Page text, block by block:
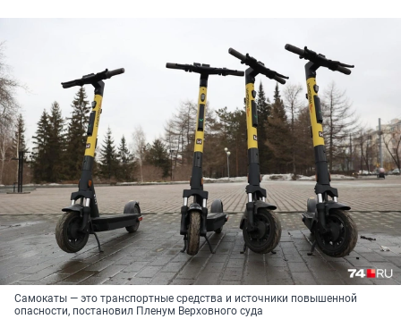
Самокаты — это транспортные средства и источники повышенной
опасности, постановил Пленум Верховного суда